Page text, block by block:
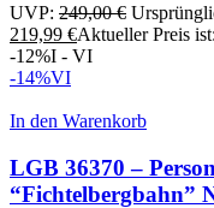
UVP: 249,00€
219,99 €Aktueller Preis
-12%I - VI
-14%VI
In den Warenkorb
LGB 36370 –
“Fichtelbergbahn”